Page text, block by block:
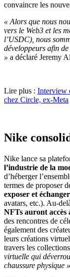
convaincre les
« Alors que nous
vers le Web3 et les
l’USDC), nous
développeurs afin
» a déclaré Jeremy
Lire plus : Interview
chez Circle, ex-Meta
Nike
Nike lance sa
l’industrie de la
d’héberger
termes de proposer
exposer et
avatars, etc.). Au-
NFTs auront accès
des rencontres de
également des
leurs créations
travers les
virtuelle qui
chaussure physique